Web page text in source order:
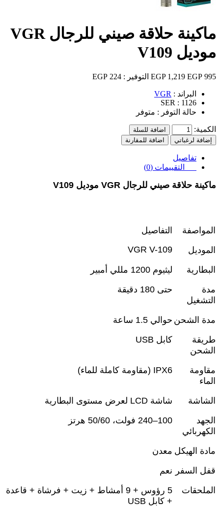
ماكينة حلاقة صيني للرجال VGR
موديل V109
995 EGP
1,219 EGP التوفير : 224 EGP
البراند : VGR
SER : 1126
حالة التوفر : متوفر
الكمية:
اضافة للسلة
إضافة لرغباتي
اضافة للمقارنة
تفاصيل
التقييمات (0)
ماكينة حلاقة صيني للرجال VGR موديل V109
المواصفة
التفاصيل
الموديل
VGR V-109
البطارية
ليثيوم 1200 مللي أمبير
مدة
التشغيل
حتى 180 دقيقة
مدة الشحن حوالي 1.5 ساعة
طريقة
الشحن
كابل USB
مقاومة
الماء
IPX6 ( مقاومة كاملة للماء)
الشاشة شاشة LCD لعرض مستوى البطارية
الجهد
الكهربائي
100–240 فولت، 50/60 هرتز
مادة الهيكل معدن
قفل السفر نعم
الملحقات
5
رؤوس + 9 أمشاط + زيت + فرشاة + قاعدة
+ كابل USB